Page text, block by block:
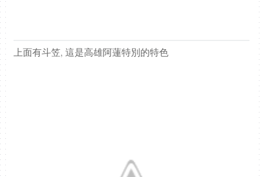
上面有斗笠, 這是高雄阿蓮特別的特色